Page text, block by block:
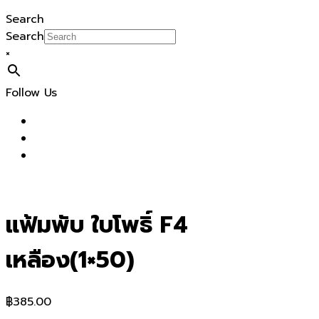
Search
Search
×
Follow Us
แฟ้มพับ ใบโพธิ์ F4
เหลือง(1×50)
฿385.00